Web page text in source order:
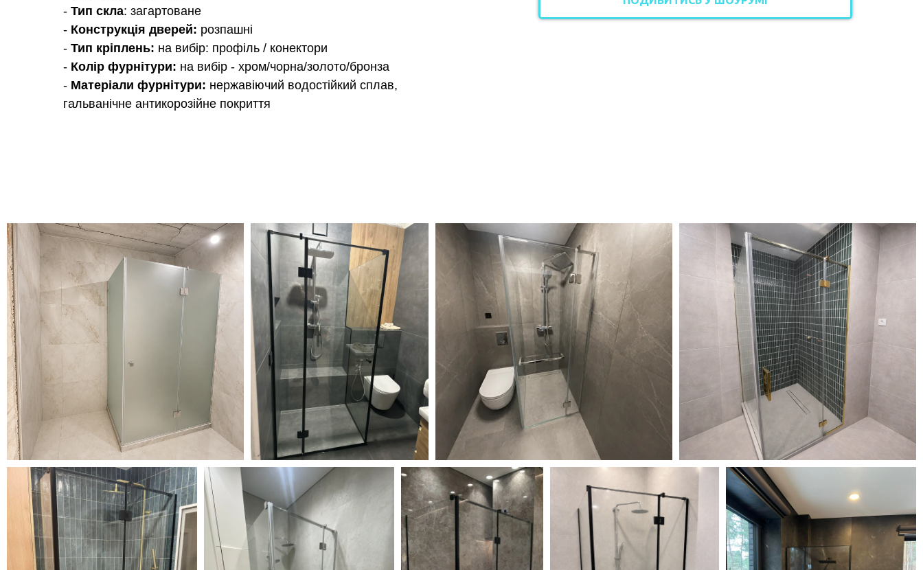
- Тип скла: загартоване
- Конструкція дверей: розпашні
- Тип кріплень: на вибір: профіль / конектори
- Колір фурнітури: на вибір - хром/чорна/золото/бронза
- Матеріали фурнітури: нержавіючий водостійкий сплав,
гальванічне антикорозійне покриття